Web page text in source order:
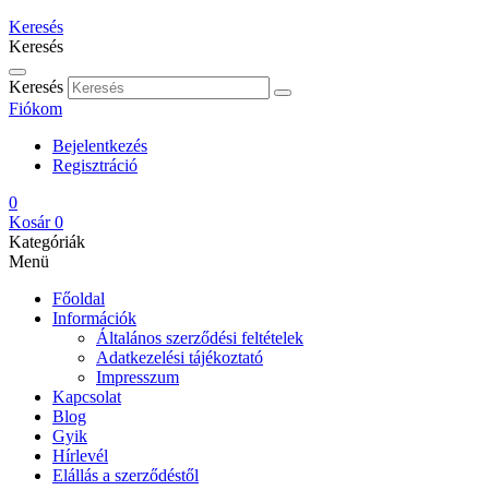
Keresés
Keresés
Keresés
Fiókom
Bejelentkezés
Regisztráció
0
Kosár 0
Kategóriák
Menü
Főoldal
Információk
Általános szerződési feltételek
Adatkezelési tájékoztató
Impresszum
Kapcsolat
Blog
Gyik
Hírlevél
Elállás a szerződéstől